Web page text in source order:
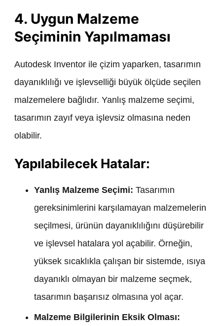
4. Uygun Malzeme
Seçiminin Yapılmaması
Autodesk Inventor ile çizim yaparken, tasarımın
dayanıklılığı ve işlevselliği büyük ölçüde seçilen
malzemelere bağlıdır. Yanlış malzeme seçimi,
tasarımın zayıf veya işlevsiz olmasına neden
olabilir.
Yapılabilecek Hatalar:
Yanlış Malzeme Seçimi: Tasarımın
gereksinimlerini karşılamayan malzemelerin
seçilmesi, ürünün dayanıklılığını düşürebilir
ve işlevsel hatalara yol açabilir. Örneğin,
yüksek sıcaklıkla çalışan bir sistemde, ısıya
dayanıklı olmayan bir malzeme seçmek,
tasarımın başarısız olmasına yol açar.
Malzeme Bilgilerinin Eksik Olması: